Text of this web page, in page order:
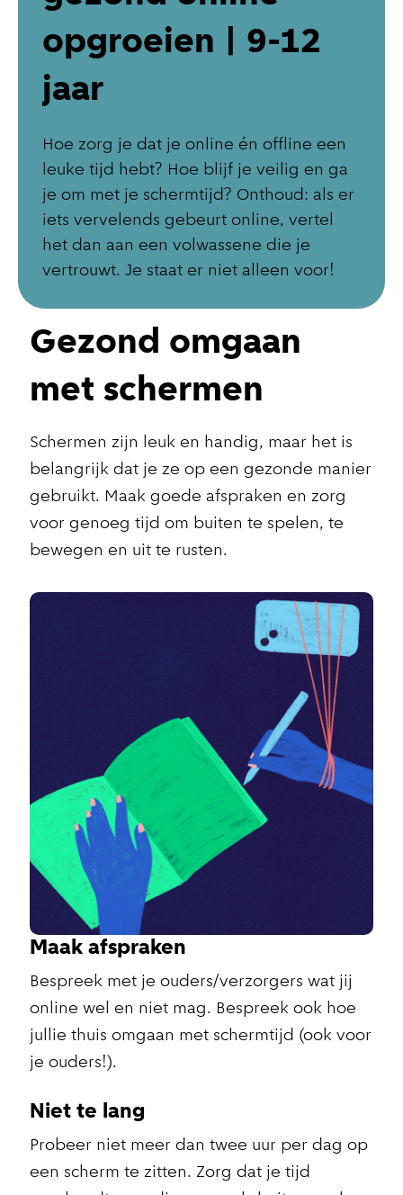
opgroeien | 9-12
jaar
Hoe zorg je dat je online én offline een
leuke tijd hebt? Hoe blijf je veilig en ga
je om met je schermtijd? Onthoud: als er
iets vervelends gebeurt online, vertel
het dan aan een volwassene die je
vertrouwt. Je staat er niet alleen voor!
Gezond omgaan
met schermen
Schermen zijn leuk en handig, maar het is
belangrijk dat je ze op een gezonde manier
gebruikt. Maak goede afspraken en zorg
voor genoeg tijd om buiten te spelen, te
bewegen en uit te rusten.
Maak afspraken
Bespreek met je ouders/verzorgers wat jij
online wel en niet mag. Bespreek ook hoe
jullie thuis omgaan met schermtijd (ook voor
je ouders!).
Niet te lang
Probeer niet meer dan twee uur per dag op
een scherm te zitten. Zorg dat je tijd